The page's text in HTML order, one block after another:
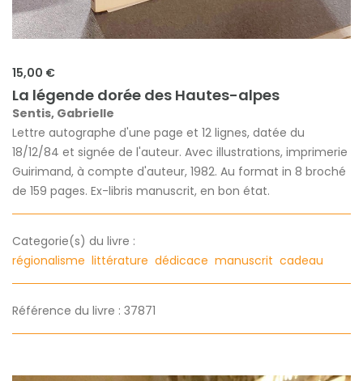
15,00 €
La légende dorée des Hautes-alpes
Sentis, Gabrielle
Lettre autographe d'une page et 12 lignes, datée du
18/12/84 et signée de l'auteur. Avec illustrations, imprimerie
Guirimand, à compte d'auteur, 1982. Au format in 8 broché
de 159 pages. Ex-libris manuscrit, en bon état.
Categorie(s) du livre :
régionalisme littérature dédicace manuscrit cadeau
Référence du livre : 37871